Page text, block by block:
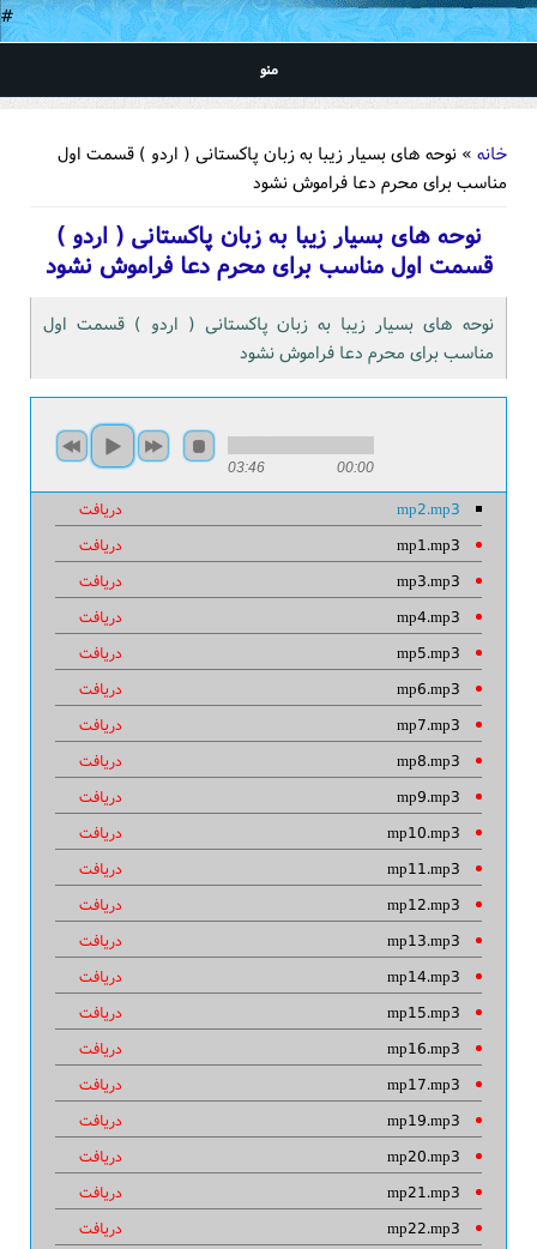
#
منو
خانه » نوحه های بسیار زیبا به زبان پاکستانی ( اردو ) قسمت اول
مناسب برای محرم دعا فراموش نشود
نوحه های بسیار زیبا به زبان پاکستانی ( اردو )
قسمت اول مناسب برای محرم دعا فراموش نشود
نوحه های بسیار زیبا به زبان پاکستانی ( اردو ) قسمت اول
مناسب برای محرم دعا فراموش نشود
00:00
03:46
دریافت
mp2.mp3
دریافت
mp1.mp3
دریافت
mp3.mp3
دریافت
mp4.mp3
دریافت
mp5.mp3
دریافت
mp6.mp3
دریافت
mp7.mp3
دریافت
mp8.mp3
دریافت
mp9.mp3
دریافت
mp10.mp3
دریافت
mp11.mp3
دریافت
mp12.mp3
دریافت
mp13.mp3
دریافت
mp14.mp3
دریافت
mp15.mp3
دریافت
mp16.mp3
دریافت
mp17.mp3
دریافت
mp19.mp3
دریافت
mp20.mp3
دریافت
mp21.mp3
دریافت
mp22.mp3